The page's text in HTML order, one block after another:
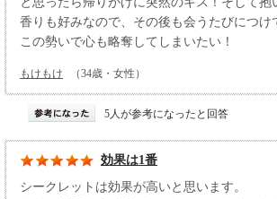
香りも好みなので、その後も会うたびにつけ
この勢いで心も略奪してしまいたい！
もけもけ （34歳・女性）
5人が参考になったと回答
効果は1番
シークレットは効果が高いと思います。